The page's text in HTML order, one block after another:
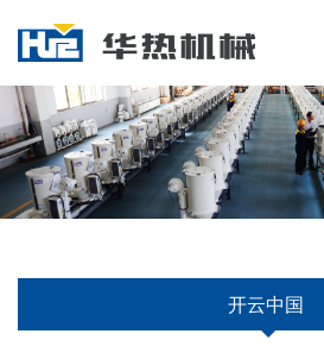
开云中国